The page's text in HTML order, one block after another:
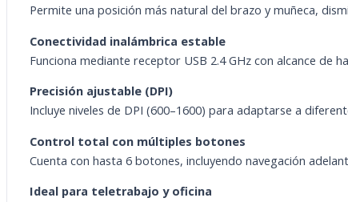
Permite una posición más natural del brazo y muñeca,
Conectividad inalámbrica estable
Funciona mediante receptor USB 2.4 GHz con alcance de
Precisión ajustable (DPI)
Incluye niveles de DPI (600–1600) para adaptarse a
Control total con múltiples botones
Cuenta con hasta 6 botones, incluyendo navegación
Ideal para teletrabajo y oficina